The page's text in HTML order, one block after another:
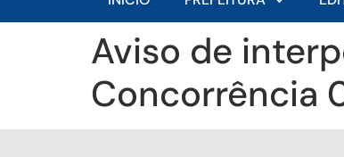
Aviso de
Concorrência